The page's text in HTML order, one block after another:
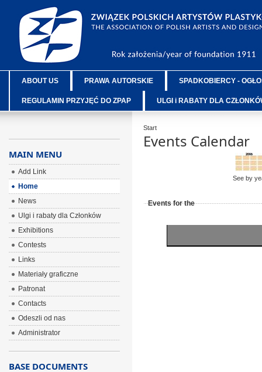
ABOUT US PRAWA AUTORSKIE SPADKOBIERCY -
REGULAMIN PRZYJĘĆ DO ZPAP ULGI i RABATY DLA
Start
Events Calendar
See by
Events for the
MAIN MENU
Add Link
Home
News
Ulgi i rabaty dla Członków
Exhibitions
Contests
Links
Materiały graficzne
Patronat
Contacts
Odeszli od nas
Administrator
BASE DOCUMENTS